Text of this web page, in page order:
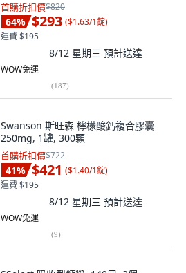
首購折扣價$820
64% $293 ($1.63/1錠)
運費 $195
8/12 星期三 預計送達
WOW免運
(187)
Swanson 斯旺森 檸檬酸鈣複合膠囊
250mg, 1罐, 300顆
首購折扣價$722
41% $421 ($1.40/1錠)
運費 $195
8/12 星期三 預計送達
WOW免運
(9)